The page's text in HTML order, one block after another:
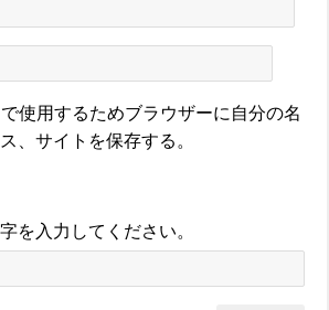
使用するためブラウザーに自分の名
、サイトを保存する。
を入力してください。